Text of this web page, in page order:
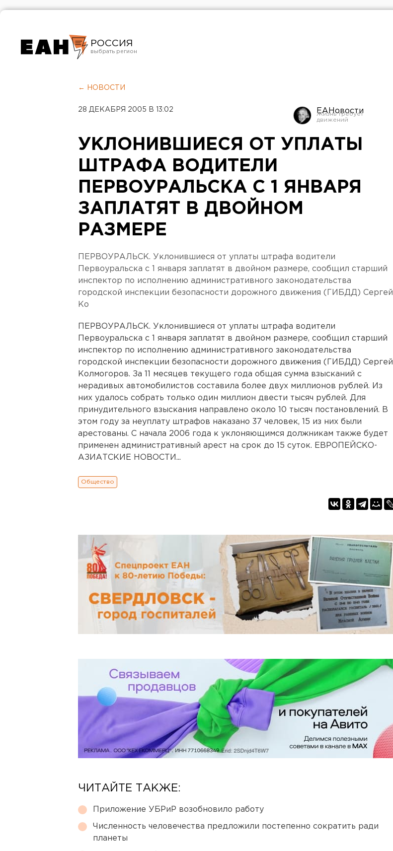
РОССИЯ
Челябинск
← НОВОСТИ
28 ДЕКАБРЯ 2005 В 13:02 ЕАНовости
УКЛОНИВШИЕСЯ ОТ УПЛАТЫ
ШТРАФА ВОДИТЕЛИ
ПЕРВОУРАЛЬСКА С 1 ЯНВАРЯ
ЗАПЛАТЯТ В ДВОЙНОМ
РАЗМЕРЕ
ПЕРВОУРАЛЬСК. Уклонившиеся от уплаты штрафа водители
Первоуральска с 1 января заплатят в двойном размере, сообщил старший
инспектор по исполнению административного законодательства
городской инспекции безопасности дорожного движения (ГИБДД) Сергей
Ко
ПЕРВОУРАЛЬСК. Уклонившиеся от уплаты штрафа водители
Первоуральска с 1 января заплатят в двойном размере, сообщил старший
инспектор по исполнению административного законодательства
городской инспекции безопасности дорожного движения (ГИБДД) Сергей
Колмогоров. За 11 месяцев текущего года общая сумма взысканий с
нерадивых автомобилистов составила более двух миллионов рублей. Из
них удалось собрать только один миллион двести тысяч рублей. Для
принудительного взыскания направлено около 10 тысяч постановлений. В
этом году за неуплату штрафов наказано 37 человек, 15 из них были
арестованы. С начала 2006 года к уклоняющимся должникам также будет
применен административный арест на срок до 15 суток. ЕВРОПЕЙСКО-
АЗИАТСКИЕ НОВОСТИ...
Общество
ЧИТАЙТЕ ТАКЖЕ:
Приложение УБРиР возобновило работу
Численность человечества предложили постепенно сократить ради
планеты